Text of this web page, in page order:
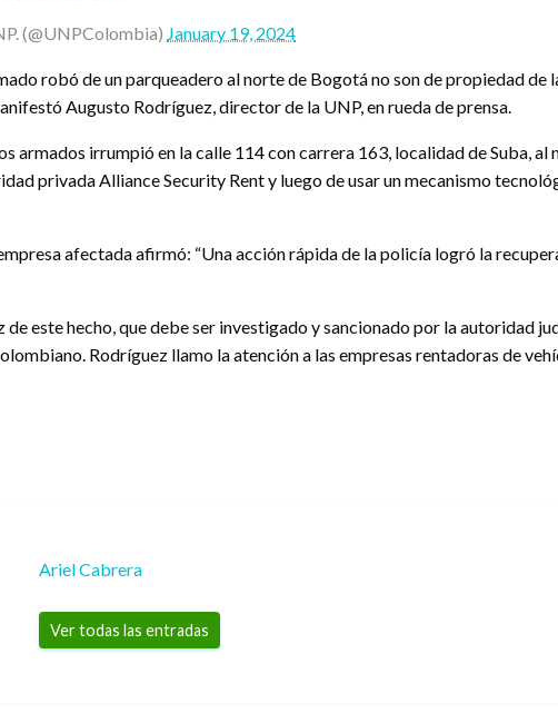
(@UNPColombia) January 19, 2024
robó de un parqueadero al norte de Bogotá no son de propiedad
Augusto Rodríguez, director de la UNP, en rueda de prensa.
armados irrumpió en la calle 114 con carrera 163, localidad de Suba,
privada Alliance Security Rent y luego de usar un mecanismo
afectada afirmó: “Una acción rápida de la policía logró la
este hecho, que debe ser investigado y sancionado por la autoridad
Rodríguez llamo la atención a las empresas rentadoras de
Ariel Cabrera
Ver todas las entradas